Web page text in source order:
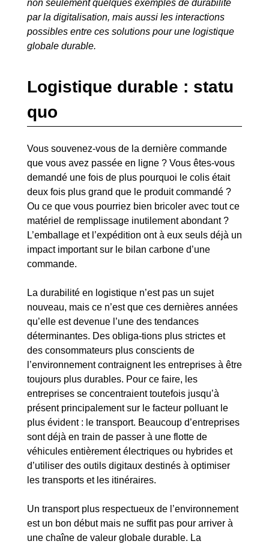
non seulement quelques exemples de durabilité
par la digitalisation, mais aussi les interactions
possibles entre ces solutions pour une logistique
globale durable.
Logistique durable : statu
quo
Vous souvenez-vous de la dernière commande
que vous avez passée en ligne ? Vous êtes-vous
demandé une fois de plus pourquoi le colis était
deux fois plus grand que le produit commandé ?
Ou ce que vous pourriez bien bricoler avec tout ce
matériel de remplissage inutilement abondant ?
L’emballage et l’expédition ont à eux seuls déjà un
impact important sur le bilan carbone d’une
commande.
La durabilité en logistique n’est pas un sujet
nouveau, mais ce n’est que ces dernières années
qu’elle est devenue l’une des tendances
déterminantes. Des obliga-tions plus strictes et
des consommateurs plus conscients de
l’environnement contraignent les entreprises à être
toujours plus durables. Pour ce faire, les
entreprises se concentraient toutefois jusqu’à
présent principalement sur le facteur polluant le
plus évident : le transport. Beaucoup d’entreprises
sont déjà en train de passer à une flotte de
véhicules entièrement électriques ou hybrides et
d’utiliser des outils digitaux destinés à optimiser
les transports et les itinéraires.
Un transport plus respectueux de l’environnement
est un bon début mais ne suffit pas pour arriver à
une chaîne de valeur globale durable. La